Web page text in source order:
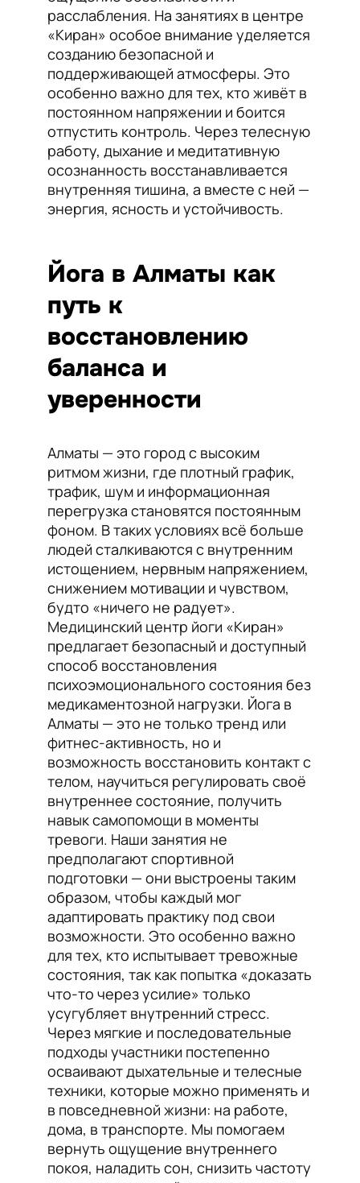
расслабления. На занятиях в центре
«Киран» особое внимание уделяется
созданию безопасной и
поддерживающей атмосферы. Это
особенно важно для тех, кто живёт в
постоянном напряжении и боится
отпустить контроль. Через телесную
работу, дыхание и медитативную
осознанность восстанавливается
внутренняя тишина, а вместе с ней —
энергия, ясность и устойчивость.
Йога в Алматы как
путь к
восстановлению
баланса и
уверенности
Алматы — это город с высоким
ритмом жизни, где плотный график,
трафик, шум и информационная
перегрузка становятся постоянным
фоном. В таких условиях всё больше
людей сталкиваются с внутренним
истощением, нервным напряжением,
снижением мотивации и чувством,
будто «ничего не радует».
Медицинский центр йоги «Киран»
предлагает безопасный и доступный
способ восстановления
психоэмоционального состояния без
медикаментозной нагрузки. Йога в
Алматы — это не только тренд или
фитнес-активность, но и
возможность восстановить контакт с
телом, научиться регулировать своё
внутреннее состояние, получить
навык самопомощи в моменты
тревоги. Наши занятия не
предполагают спортивной
подготовки — они выстроены таким
образом, чтобы каждый мог
адаптировать практику под свои
возможности. Это особенно важно
для тех, кто испытывает тревожные
состояния, так как попытка «доказать
что-то через усилие» только
усугубляет внутренний стресс.
Через мягкие и последовательные
подходы участники постепенно
осваивают дыхательные и телесные
техники, которые можно применять и
в повседневной жизни: на работе,
дома, в транспорте. Мы помогаем
вернуть ощущение внутреннего
покоя, наладить сон, снизить частоту